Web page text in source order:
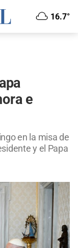
16.7°
e
en la misa de
y el Papa